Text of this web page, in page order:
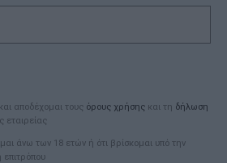
αποδέχομαι τους όρους χρήσης και τη δήλωση
εταιρείας
άνω των 18 ετών ή ότι βρίσκομαι υπό την
επιτρόπου